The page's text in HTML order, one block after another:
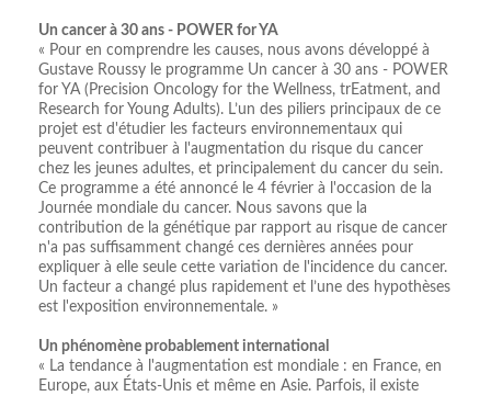
Un cancer à 30 ans - POWER for YA
« Pour en comprendre les causes, nous avons développé à
Gustave Roussy le programme Un cancer à 30 ans - POWER
for YA (Precision Oncology for the Wellness, trEatment, and
Research for Young Adults). L’un des piliers principaux de ce
projet est d'étudier les facteurs environnementaux qui
peuvent contribuer à l'augmentation du risque du cancer
chez les jeunes adultes, et principalement du cancer du sein.
Ce programme a été annoncé le 4 février à l'occasion de la
Journée mondiale du cancer. Nous savons que la
contribution de la génétique par rapport au risque de cancer
n'a pas suffisamment changé ces dernières années pour
expliquer à elle seule cette variation de l'incidence du cancer.
Un facteur a changé plus rapidement et l’une des hypothèses
est l'exposition environnementale. »
Un phénomène probablement international
« La tendance à l'augmentation est mondiale : en France, en
Europe, aux États-Unis et même en Asie. Parfois, il existe